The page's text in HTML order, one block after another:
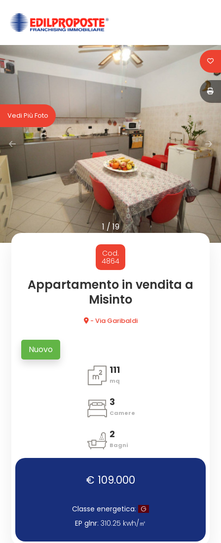
1 / 19
Vedi Più Foto
Cod.
4864
Appartamento in vendita a
Misinto
- Via Garibaldi
Nuovo
111
mq
3
Camere
2
Bagni
€ 109.000
Classe energetica: G
EP glnr: 310.25 kwh/㎡
HOME
CHI
SIAMO
AFFILIATI
VENDITA
ACQUISIZIONE
LAVORA
Codice
Contratto
Qualsiasi
Vendita
Scegli
dove
cercare
Comune
Tipologia